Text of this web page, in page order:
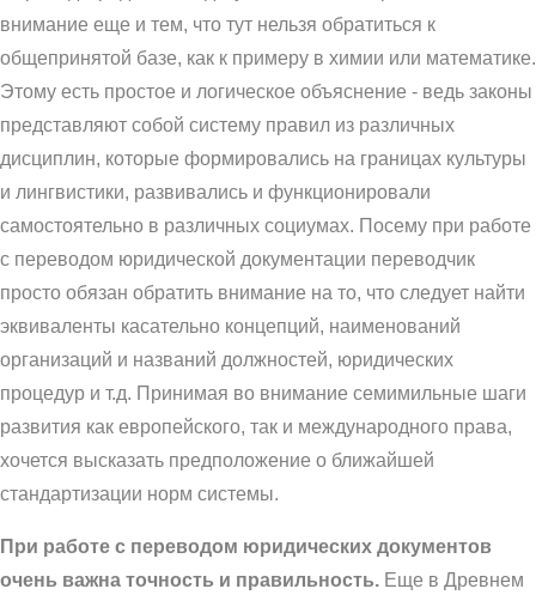
внимание еще и тем, что тут нельзя обратиться к
общепринятой базе, как к примеру в химии или математике.
Этому есть простое и логическое объяснение - ведь законы
представляют собой систему правил из различных
дисциплин, которые формировались на границах культуры
и лингвистики, развивались и функционировали
самостоятельно в различных социумах. Посему при работе
с переводом юридической документации переводчик
просто обязан обратить внимание на то, что следует найти
эквиваленты касательно концепций, наименований
организаций и названий должностей, юридических
процедур и т.д. Принимая во внимание семимильные шаги
развития как европейского, так и международного права,
хочется высказать предположение о ближайшей
стандартизации норм системы.
При работе с переводом юридических документов
очень важна точность и правильность. Еще в Древнем